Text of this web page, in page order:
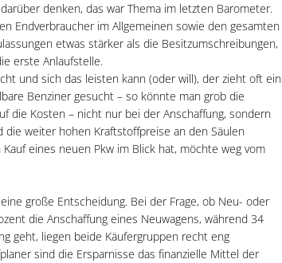
denken, das war Thema im letzten Barometer.
Endverbraucher im Allgemeinen sowie den gesamten
etwas stärker als die Besitzumschreibungen,
erste Anlaufstelle.
und sich das leisten kann (oder will), der zieht oft ein
Benziner gesucht – so könnte man grob die
die Kosten – nicht nur bei der Anschaffung, sondern
weiter hohen Kraftstoffpreise an den Säulen
eines neuen Pkw im Blick hat, möchte weg vom
große Entscheidung. Bei der Frage, ob Neu- oder
die Anschaffung eines Neuwagens, während 34
geht, liegen beide Käufergruppen recht eng
sind die Ersparnisse das finanzielle Mittel der